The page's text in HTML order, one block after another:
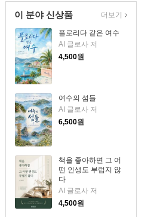
이 분야 신상품
플로리다 같은 여수
AI 글로사 저
4,500원
여수의 섬들
AI 글로사 저
6,500원
책을 좋아하면 그 어
떤 인생도 부럽지 않
다
AI 글로사 저
4,500원
더보기
자음과모음